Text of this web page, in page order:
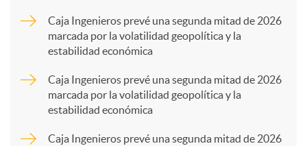
a
Caja Ingenieros prevé una segunda mitad de 2026
marcada por la volatilidad geopolítica y la
estabilidad económica
Caja Ingenieros prevé una segunda mitad de 2026
marcada por la volatilidad geopolítica y la
estabilidad económica
Caja Ingenieros prevé una segunda mitad de 2026